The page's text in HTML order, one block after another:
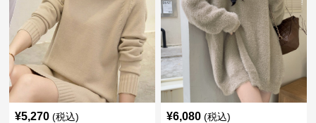
¥5,270 (税込) ¥6,080 (税込)